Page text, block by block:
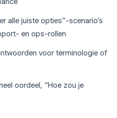
alle juiste opties”-scenario’s
en ops-rollen
voor terminologie of
oordeel, “Hoe zou je